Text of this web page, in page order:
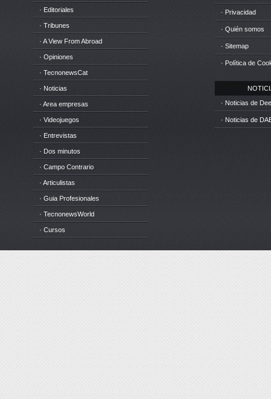
· Editoriales
· Tribunes
· A View From Abroad
· Opiniones
· TecnonewsCat
· Noticias
· Area empresas
· Videojuegos
· Entrevistas
· Dos minutos
· Campo Contrario
· Articulistas
· Guia Profesionales
· TecnonewsWorld
· Cursos
· Privacidad
· Quién somos
· Sitemap
· Política de
· Noticias de
· Noticias de